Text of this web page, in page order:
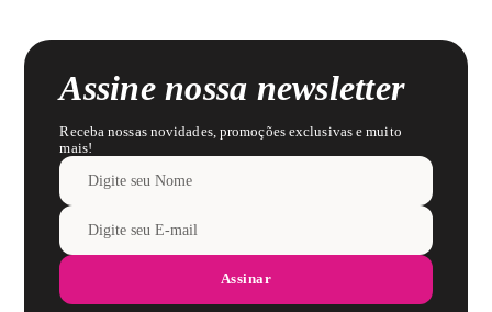
Assine nossa newsletter
Receba nossas novidades, promoções exclusivas e muito
mais!
Assinar